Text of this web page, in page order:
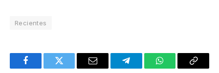
Recientes
FacebookTwitter Email TelegramWhatsAppCopy